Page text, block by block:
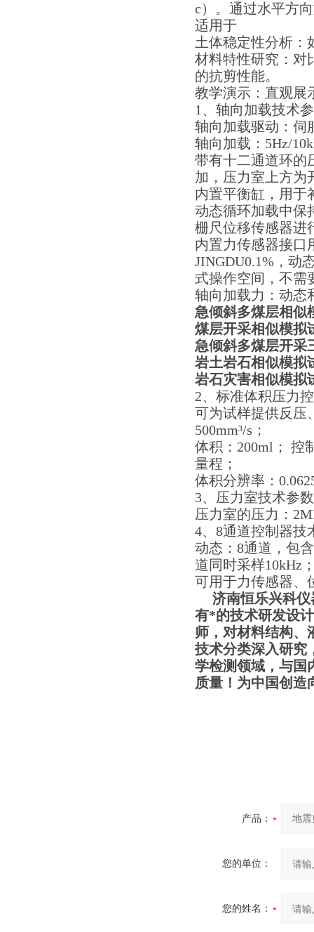
c）。通过水平方
适用于
土体稳定性分析：
材料特性研究：对
的抗剪性能。
教学演示：直观展
1、轴向加载技术
轴向加载驱动：伺
轴向加载：5Hz/
带有十二通道环的
加，压力室上方为
内置平衡缸，用于
动态循环加载中保
栅尺位移传感器进
内置力传感器接口
JINGDU0.1%，动
式操作空间，不需
轴向加载力：动态
急倾斜多煤层相似
煤层开采相似模拟
急倾斜多煤层开采
岩土岩石相似模拟
岩石灾害相似模拟
2、标准体积压力
可为试样提供反压
500mm³/s；
体积：200ml； 控
量程；
体积分辨率：
3、压力室技术参
压力室的压力：
4、8通道控制器技
动态：8通道，包
道同时采样10kHz
可用于力传感器、
济南恒乐兴科仪
有*的技术研发设
师，对材料结构、
技术分类深入研究
学检测领域，与国
质量！为中国创造
产品：
您的单位：
您的姓名：